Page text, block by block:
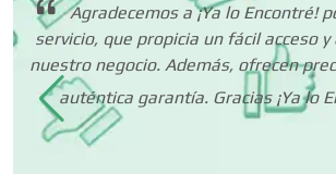
Centros Turísticos
Cerrajerías
Agradecemos a ¡Ya lo Encontré!
servicio, que propicia un fácil acceso
nuestro negocio. Además, ofrecen
auténtica garantía. Gracias ¡Ya lo